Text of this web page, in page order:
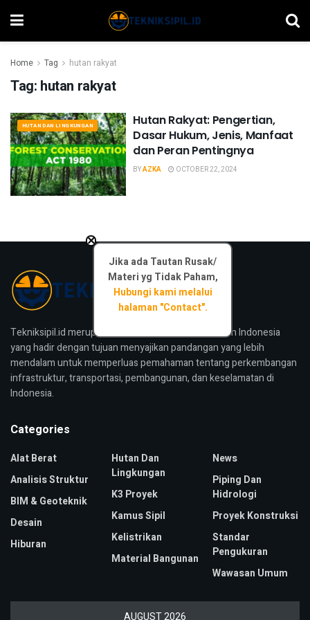
Home Tag hutan rakyat
Tag: hutan rakyat
HUTAN DAN LINGKUNGAN
Hutan Rakyat: Pengertian,
Dasar Hukum, Jenis, Manfaat
dan Peran Pentingnya
BYAZKA OCTOBER 22, 2024
Tekniksipil.id merupakan media konstruksi bangunan Indonesia
yang hadir dengan tujuan menyajikan pandangan yang lebih
mendalam untuk memperluas pemahaman tentang perkembangan
infrastruktur, transportasi, pembangunan, dan keselamatan di
Indonesia.
Jika ada Tautan Rusak/
Materi yg Tidak Paham,
Hubungi kami melalui
halaman "Contact".
×
Categories
Alat Berat
Analisis Struktur
BIM & Geoteknik
Desain
Hiburan
Hutan Dan
Lingkungan
K3 Proyek
Kamus Sipil
Kelistrikan
Material Bangunan
News
Piping Dan
Hidrologi
Proyek Konstruksi
Standar
Pengukuran
Wawasan Umum
AUGUST 2026